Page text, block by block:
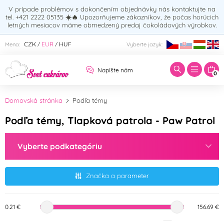
V prípade problémov s dokončením objednávky nás kontaktujte na
tel. +421 2222 05135 ☀️🔥 Upozorňujeme zákazníkov, že počas horúcich
letných mesiacov máme obmedzený predaj čokoládových výrobkov.
Mena: CZK / EUR / HUF Vyberte jazyk:
Napíšte nám 0
Zadajte hľadaný výraz:
Domovská stránka Podľa témy
Podľa témy, Tlapková patrola - Paw Patrol
Vyberte podkategóriu
Značka a parameter
0.21 € 156.69 €